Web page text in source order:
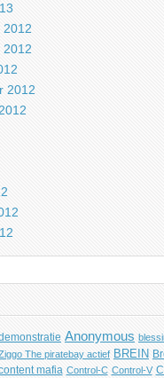
2012
2012
2012
Anonymous
The piratebay actief BREIN
mafia Control-C Control-V